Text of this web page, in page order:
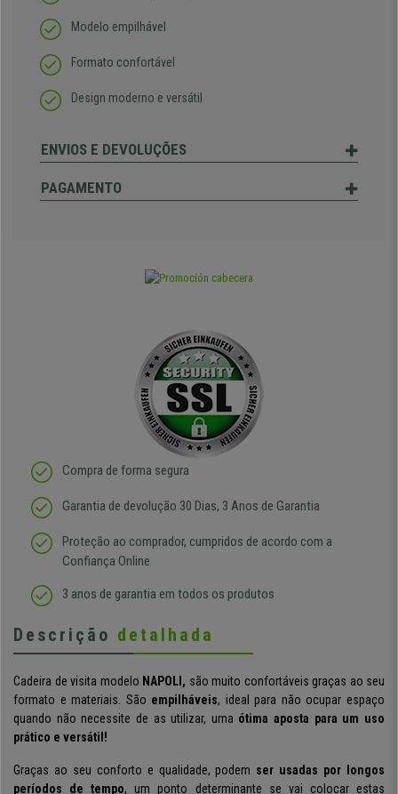
Modelo empilhável
Formato confortável
Design moderno e versátil
ENVIOS E DEVOLUÇÕES
PAGAMENTO
Compra de forma segura
Garantia de devolução 30 Dias, 3 Anos de Garantia
Proteção ao comprador, cumpridos de acordo com a
Confiança Online
3 anos de garantia em todos os produtos
Descrição detalhada
Cadeira de visita modelo NAPOLI, são muito confortáveis graças ao seu
formato e materiais. São empilháveis, ideal para não ocupar espaço
quando não necessite de as utilizar, uma ótima aposta para um uso
prático e versátil!
Graças ao seu conforto e qualidade, podem ser usadas por longos
períodos de tempo, um ponto determinante se vai colocar estas